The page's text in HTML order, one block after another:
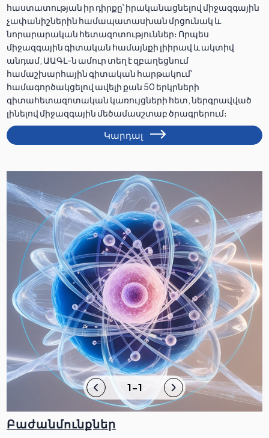
հաստատության իր դիրքը՝ իրականացնելով միջազգային
չափանիշներին համապատասխան մրցունակ և
նորարարական հետազոտություններ։ Որպես
միջազգային գիտական համայնքի լիիրավ և ակտիվ
անդամ, ԱԱԳԼ-ն ամուր տեղ է զբաղեցնում
համաշխարհային գիտական հարթակում՝
համագործակցելով ավելի քան 50 երկրների
գիտահետազոտական կառույցների հետ, ներգրավված
լինելով միջազգային մեծամասշտաբ ծրագրերում։
Կարդալ
1-1
Բաժանմունքներ